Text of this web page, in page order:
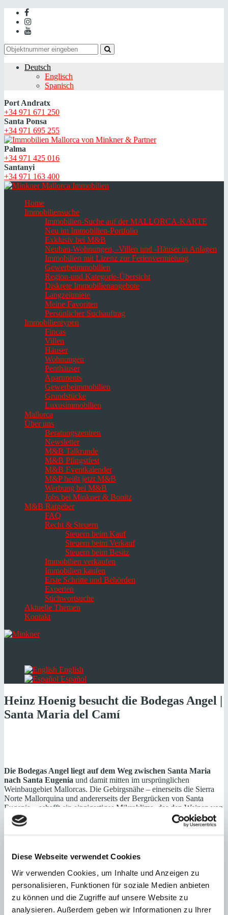
Diese Webseite verwendet Cookies
Wir verwenden Cookies, um Inhalte und Anzeigen zu
personalisieren, Funktionen für soziale Medien anbieten
zu können und die Zugriffe auf unsere Website zu
analysieren. Außerdem geben wir Informationen zu Ihrer
Deutsch
Englisch
Spanisch
Port Andratx
+34 971 671 250
Santa Ponsa
+34 971 695 255
Palma
+34 971 425 016
Santanyi
+34 971 163 400
Home
Immobiliensuche
Immobilien-Suche auf der MALLORCA-KARTE
Neu im Immobilien-Portfolio
Exklusiv bei M&B
Neubau-Wohnungen, -Villen und -Häuser in Anlagen
Immobilien mit Lizenz zur Ferienvermietung
Gewerbeimmobilien
Region-und Kategorie-Übersicht
Diskrete Immobilienangebote
Langzeitmiete
Meine Favoriten
Persönlicher Suchauftrag
Immobilientypen
Fincas
Villen
Häuser
Wohnungen
Penthäuser
Apartments
Gewerbeimmobilien
Grundstücke
Luxusimmobilien
Mallorca
Über uns
Beratungszentren
Newsletter
M&B Talkrunde
M&B Pfingstfest
M&B Eventkalender
M&P heißt jetzt M&B
Werbung bei M&B
Jobs bei Minkner & Bonitz
M&B Ratgeber
FAQ
Recht & Steuern
Steuern beim Kauf
Steuern beim Verkauf
Steuern beim Besitz
Immobilien verkaufen
Immobilien kaufen
Erste Schritte und Behörden
Experten
Stichwortsuche
Aktuelle Themen
Kontakt
English
Español
Heinz Hoenig besucht die Bodegas Angel |
Santa Maria del Camí
Die Bodegas Angel liegt auf dem Weg zwischen Santa Maria
nach Santa Eugenia und damit mitten im ursprünglichen
Weinbaugebiet Mallorcas. Die Gebirgsnähe – einerseits die Sierra
Norte Mallorquina und andererseits der Bergrücken von Santa
Eugenia – schafft ein einzigartiges Mikroklima, das den Weinen von
Bodegas Angel Ausdruck und Identität verleiht. Die Bodega selbst
beeindruckt durch ihre mallorquinische Bauweise mit
Steinverkleidung des typischen, roten Steines der Region und große
sämtlich im Eigentum der Bodegas Angel. Kultiviert wird eine
Blanc (Moll) und Manto Negro zusammen mit den französischen
Sorten Chardonnay, Viognier, Merlot und Cabernet Sauvignon. Die
Weine der Bodegas Angel werden unter Achtung traditioneller
Kunst und Nutzung neuer oenologischen Methoden ausgebaut.